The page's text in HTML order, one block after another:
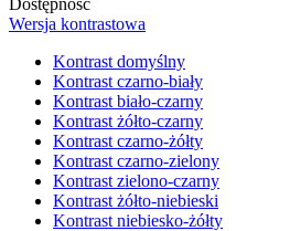
Wersja kontrastowa
Kontrast domyślny
Kontrast czarno-biały
Kontrast biało-czarny
Kontrast żółto-czarny
Kontrast czarno-żółty
Kontrast czarno-zielony
Kontrast zielono-czarny
Kontrast żółto-niebieski
Kontrast niebiesko-żółty